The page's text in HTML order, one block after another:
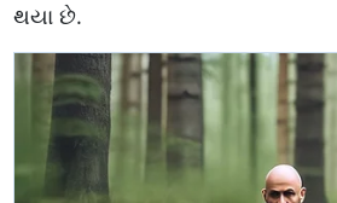
થયા છે.